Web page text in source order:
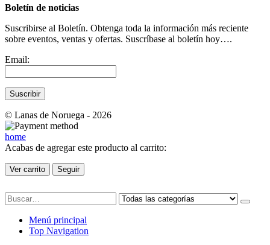
Boletín de noticias
Suscribirse al Boletín. Obtenga toda la información más reciente
sobre eventos, ventas y ofertas. Suscríbase al boletín hoy….
Email:
© Lanas de Noruega - 2026
home
Acabas de agregar este producto al carrito:
Ver carrito Seguir
Menú principal
Top Navigation